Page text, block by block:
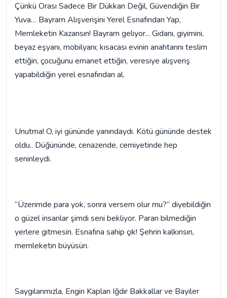
Çünkü Orası Sadece Bir Dükkan Değil, Güvendiğin Bir
Yuva… Bayram Alışverişini Yerel Esnafından Yap,
Memleketin Kazansın! Bayram geliyor... Gıdanı, giyimini,
beyaz eşyanı, mobilyanı; kısacası evinin anahtarını teslim
ettiğin, çocuğunu emanet ettiğin, veresiye alışveriş
yapabildiğin yerel esnafından al.
Unutma! O, iyi gününde yanındaydı. Kötü gününde destek
oldu.. Düğününde, cenazende, cemiyetinde hep
seninleydi.
“Üzerimde para yok, sonra versem olur mu?” diyebildiğin
o güzel insanlar şimdi seni bekliyor. Paran bilmediğin
yerlere gitmesin. Esnafına sahip çık! Şehrin kalkınsın,
memleketin büyüsün.
Saygılarımızla, Engin Kaplan Iğdır Bakkallar ve Bayiler